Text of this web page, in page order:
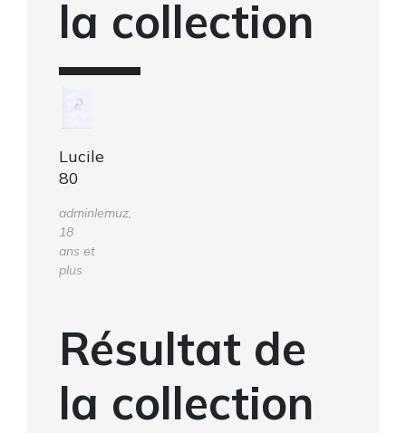
la collection
Lucile
80
adminlemuz,
18
ans et
plus
Résultat de
la collection